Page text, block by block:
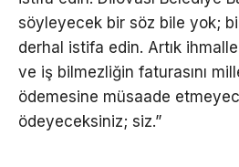
söyleyecek bir söz bile yok;
derhal istifa edin. Artık
ve iş bilmezliğin faturasını
ödemesine müsaade
ödeyeceksiniz; siz.”